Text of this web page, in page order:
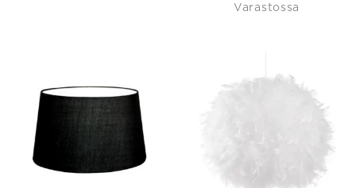
Varastossa
has
multiple
variants.
The
may
be